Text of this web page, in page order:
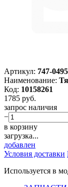
Артикул: 747-
Наименование:
Код: 10158261
1785 руб.
запрос наличия
−
в корзину
загрузка...
добавлен
Условия доставки
Используется в